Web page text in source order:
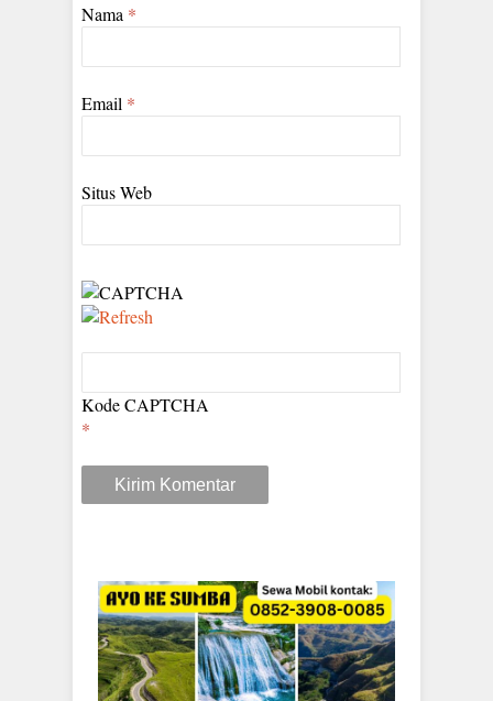
Nama *
Email *
Situs Web
Kode CAPTCHA
*